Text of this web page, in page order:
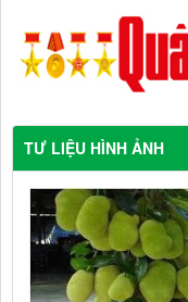
TƯ LIỆU HÌNH ẢNH